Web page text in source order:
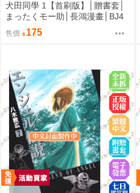
犬田同學 1【首刷版】│贈書套│
まったくモー助│長鴻漫畫│BJ4
動漫
售價 175